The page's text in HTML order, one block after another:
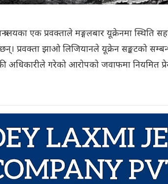
एक प्रवक्ताले मङ्गलबार यूक्रेनमा स्थिति
प्रवक्ता झाओ लिजियानले यूक्रेन सङ्कटको
गरेको आरोपको जवाफमा नियमित